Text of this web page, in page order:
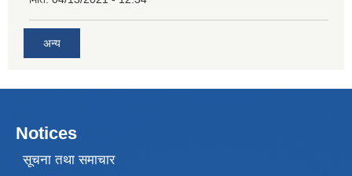
अन्य
Notices
सूचना तथा समाचार